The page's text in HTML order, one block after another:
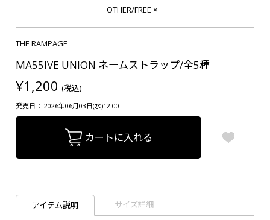
OTHER/FREE ×
THE RAMPAGE
MA55IVE UNION ネームストラップ/全5種
¥1,200 (税込)
発売日： 2026年06月03日(水)12:00
カートに入れる
アイテム説明 サイズ詳細